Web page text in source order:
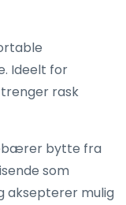
Ideelt for
rask
bytte fra
som
aksepterer mulig